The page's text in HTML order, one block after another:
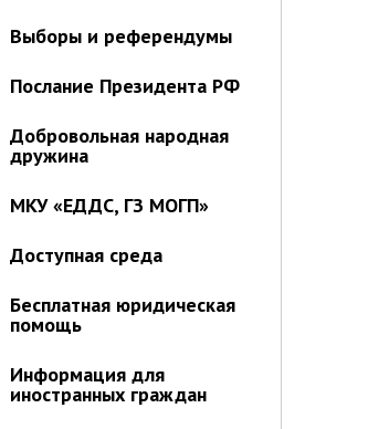
Выборы и референдумы
Послание Президента РФ
Добровольная народная
дружина
МКУ «ЕДДС, ГЗ МОГП»
Доступная среда
Бесплатная юридическая
помощь
Информация для
иностранных граждан